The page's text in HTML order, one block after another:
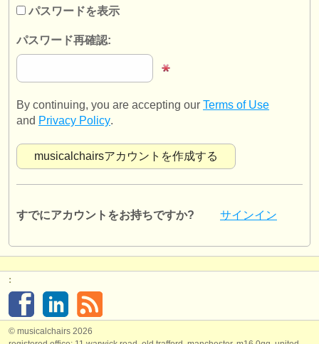
クラシック音楽ニュース
出版社:
掲載方法
ATSfaq
ログイン
パスワードを表示
パスワード再確認:
By continuing, you are accepting our Terms of Use
and Privacy Policy.
すでにアカウントをお持ちですか? サインイン
:
© musicalchairs 2026